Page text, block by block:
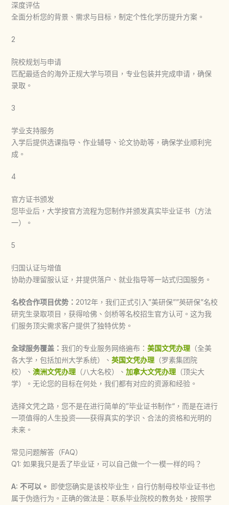
深度评估
全面分析您的背景、需求与目标，制定个性化学历提升方案。
2
院校规划与申请
匹配最适合的海外正规大学与项目，专业包装并完成申请，确保
录取。
3
学业支持服务
入学后提供选课指导、作业辅导、论文协助等，确保学业顺利完
成。
4
官方证书颁发
您毕业后，大学按官方流程为您制作并颁发真实毕业证书（方法
一）。
5
归国认证与增值
协助办理留服认证，并提供落户、就业指导等一站式归国服务。
名校合作项目优势： 2012年，我们正式引入”美研保””英研保”名校
研究生录取项目，获得哈佛、剑桥等名校招生官方认可。这为我
们服务顶尖需求客户提供了独特优势。
全球服务覆盖： 我们的专业服务网络遍布： 美国文凭办理（全美
各大学，包括加州大学系统）、 英国文凭办理（罗素集团院
校）、 澳洲文凭办理（八大名校）、 加拿大文凭办理（顶尖大
学）。无论您的目标在何处，我们都有对应的资源和经验。
选择文凭之路，您不是在进行简单的”毕业证书制作“，而是在进行
一项值得的人生投资——获得真实的学识、合法的资格和光明的
未来。
常见问题解答（FAQ）
Q1: 如果我只是丢了毕业证，可以自己做一个一模一样的吗？
A: 不可以。 即使您确实是该校毕业生，自行仿制母校毕业证书也
属于伪造行为。正确的做法是：联系毕业院校的教务处，按照学